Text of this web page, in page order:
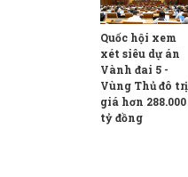
Quốc hội xem
xét siêu dự án
Vành đai 5 -
Vùng Thủ đô trị
giá hơn 288.000
tỷ đồng